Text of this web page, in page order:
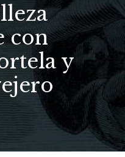
con
y